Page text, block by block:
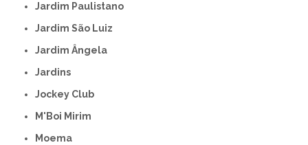
Jardim Paulistano
Jardim São Luiz
Jardim Ângela
Jardins
Jockey Club
M'Boi Mirim
Moema